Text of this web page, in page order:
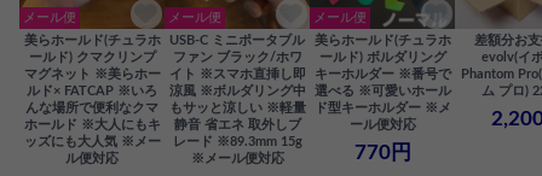
メール便
美らホールド(チュラホ
ールド) クマクリンプ
マグネット ※美らホー
ルド× FATCAP ※いろ
んな場所で便利なクマ
ホールド ※大人にもキ
ッズにも大人気 ※メー
ル便対応
メール便
USB-C ミニポータブル
ファン ブラック/ホワ
イト ※スマホ直挿し即
涼風 ※ボルダリング中
もサッと涼しい ※軽量
静音 省エネ 取外しブ
レード ※89.3mm 15g
※メール便対応
メール便
美らホールド(チュラホ
ールド) ボルダリング
キーホルダー ※番号で
選べる ※可愛いホール
ド型キーホルダー ※メ
ール便対応
770円
差額分お
evolv(イ
Phantom
ム プロ)